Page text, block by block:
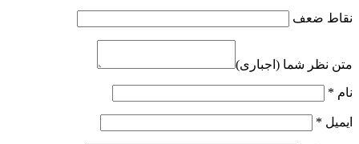
نقاط ضعف
متن نظر شما (اجباری)
نام *
ایمیل *